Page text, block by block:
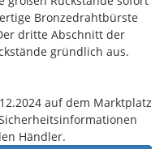
Bronzedrahtbürste
dritte Abschnitt der
gründlich aus.
auf dem Marktplatz
Händler.